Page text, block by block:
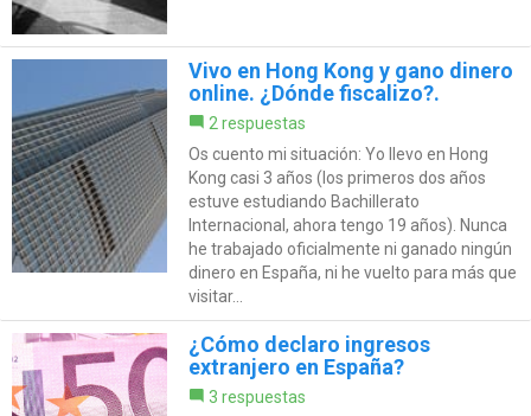
Vivo en Hong Kong y gano dinero
online. ¿Dónde fiscalizo?.
2 respuestas
Os cuento mi situación: Yo llevo en Hong
Kong casi 3 años (los primeros dos años
estuve estudiando Bachillerato
Internacional, ahora tengo 19 años). Nunca
he trabajado oficialmente ni ganado ningún
dinero en España, ni he vuelto para más que
visitar...
¿Cómo declaro ingresos
extranjero en España?
3 respuestas